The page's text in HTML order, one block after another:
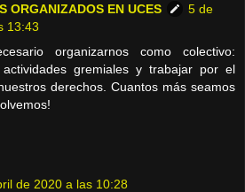
ORGANIZADOS EN UCES
5 de
13:43
organizarnos como colectivo:
gremiales y trabajar por el
derechos. Cuantos más seamos
de 2020 a las 10:28